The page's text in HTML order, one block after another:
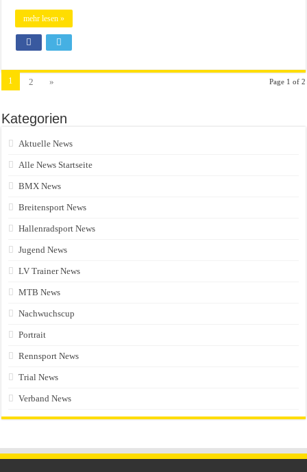
mehr lesen »
Page 1 of 2
1 2 »
Kategorien
Aktuelle News
Alle News Startseite
BMX News
Breitensport News
Hallenradsport News
Jugend News
LV Trainer News
MTB News
Nachwuchscup
Portrait
Rennsport News
Trial News
Verband News